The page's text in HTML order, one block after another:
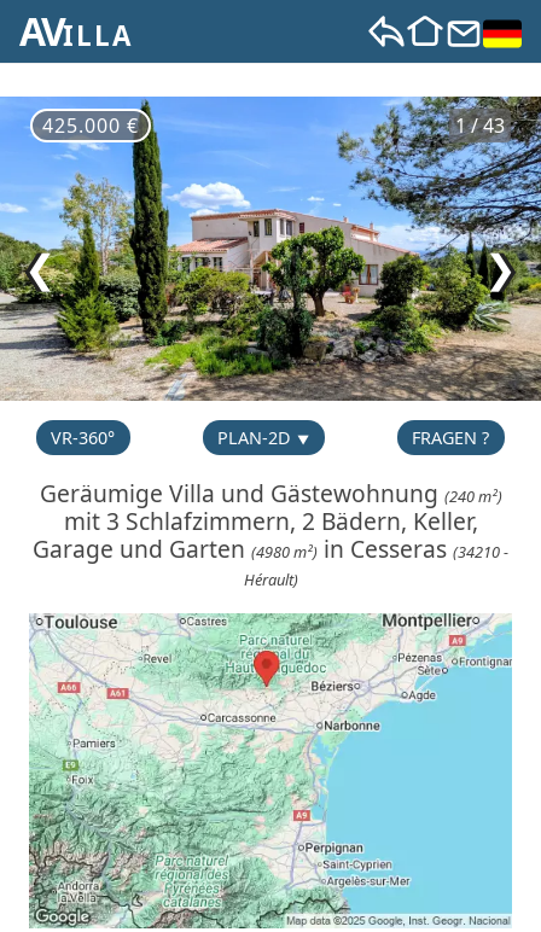
AVILLA
1 / 43
425.000 €
❯
❮
VR-360° PLAN-2D FRAGEN ?
Geräumige Villa und Gästewohnung (240 m²)
mit 3 Schlafzimmern, 2 Bädern, Keller,
Garage und Garten (4980 m²) in Cesseras (34210 -
Hérault)